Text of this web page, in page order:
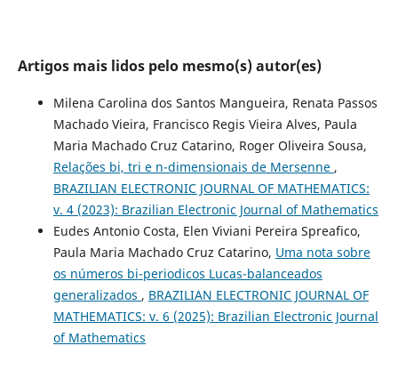
Artigos mais lidos pelo mesmo(s) autor(es)
Milena Carolina dos Santos Mangueira, Renata Passos
Machado Vieira, Francisco Regis Vieira Alves, Paula
Maria Machado Cruz Catarino, Roger Oliveira Sousa,
Relações bi, tri e n-dimensionais de Mersenne ,
BRAZILIAN ELECTRONIC JOURNAL OF MATHEMATICS:
v. 4 (2023): Brazilian Electronic Journal of Mathematics
Eudes Antonio Costa, Elen Viviani Pereira Spreafico,
Paula Maria Machado Cruz Catarino, Uma nota sobre
os números bi-periodicos Lucas-balanceados
generalizados , BRAZILIAN ELECTRONIC JOURNAL OF
MATHEMATICS: v. 6 (2025): Brazilian Electronic Journal
of Mathematics